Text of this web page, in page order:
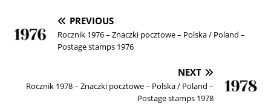
PREVIOUS
Rocznik 1976 – Znaczki pocztowe – Polska / Poland –
Postage stamps 1976
NEXT
Rocznik 1978 – Znaczki pocztowe – Polska / Poland –
Postage stamps 1978